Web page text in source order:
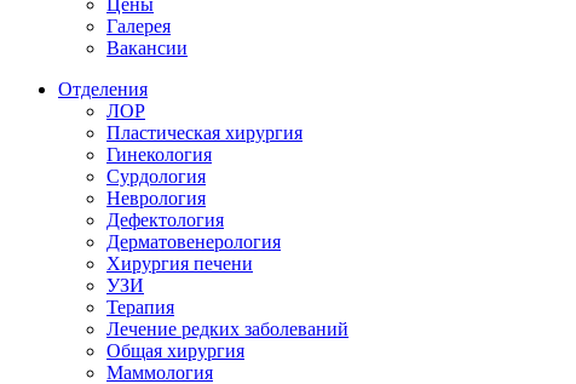
Цены
Галерея
Вакансии
Отделения
ЛОР
Пластическая хирургия
Гинекология
Сурдология
Неврология
Дефектология
Дерматовенерология
Хирургия печени
УЗИ
Терапия
Лечение редких заболеваний
Общая хирургия
Маммология